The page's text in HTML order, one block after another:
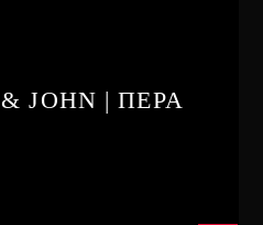
JOHN | ΠΕΡΑ